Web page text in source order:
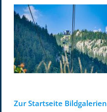
Zur Startseite Bildgalerien